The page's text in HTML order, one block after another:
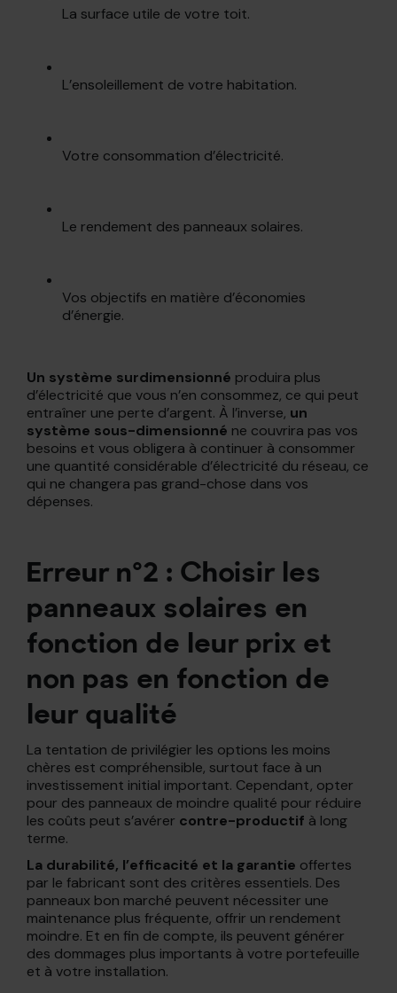
La surface utile de votre toit.
L’ensoleillement de votre habitation.
Votre consommation d’électricité.
Le rendement des panneaux solaires.
Vos objectifs en matière d’économies
d’énergie.
Un système surdimensionné produira plus
d’électricité que vous n’en consommez, ce qui peut
entraîner une perte d’argent. À l’inverse, un
système sous-dimensionné ne couvrira pas vos
besoins et vous obligera à continuer à consommer
une quantité considérable d’électricité du réseau, ce
qui ne changera pas grand-chose dans vos
dépenses.
Erreur n°2 : Choisir les
panneaux solaires en
fonction de leur prix et
non pas en fonction de
leur qualité
La tentation de privilégier les options les moins
chères est compréhensible, surtout face à un
investissement initial important. Cependant, opter
pour des panneaux de moindre qualité pour réduire
les coûts peut s’avérer contre-productif à long
terme.
La durabilité, l’efficacité et la garantie offertes
par le fabricant sont des critères essentiels. Des
panneaux bon marché peuvent nécessiter une
maintenance plus fréquente, offrir un rendement
moindre. Et en fin de compte, ils peuvent générer
des dommages plus importants à votre portefeuille
et à votre installation.